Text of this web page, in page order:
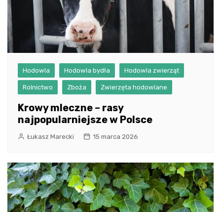
Hodowla Hodowla bydła Hodowla zwierząt
Rolnictwo Zboża Zwierzęta hodowlane
Krowy mleczne – rasy
najpopularniejsze w Polsce
Łukasz Marecki 15 marca 2026